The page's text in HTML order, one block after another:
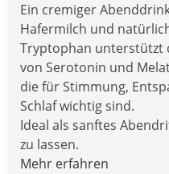
Ein cremiger
Hafermilch und
Tryptophan unterstützt
von Serotonin und
die für Stimmung,
Schlaf wichtig sind.
Ideal als sanftes
zu lassen.
Mehr erfahren